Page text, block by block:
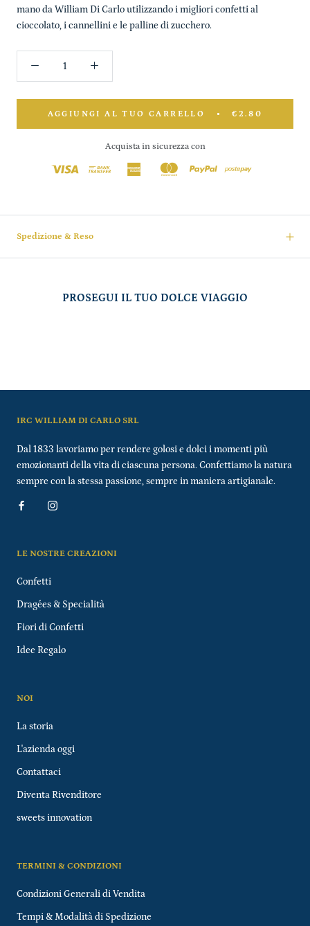
mano da William Di Carlo utilizzando i migliori confetti al
cioccolato, i cannellini e le palline di zucchero.
AGGIUNGI AL TUO CARRELLO €2.80
Acquista in sicurezza con
Spedizione & Reso
PROSEGUI IL TUO DOLCE VIAGGIO
IRC WILLIAM DI CARLO SRL
Dal 1833 lavoriamo per rendere golosi e dolci i momenti più
emozionanti della vita di ciascuna persona. Confettiamo la natura
sempre con la stessa passione, sempre in maniera artigianale.
LE NOSTRE CREAZIONI
Confetti
Dragées & Specialità
Fiori di Confetti
Idee Regalo
NOI
La storia
L'azienda oggi
Contattaci
Diventa Rivenditore
sweets innovation
TERMINI & CONDIZIONI
Condizioni Generali di Vendita
Tempi & Modalità di Spedizione